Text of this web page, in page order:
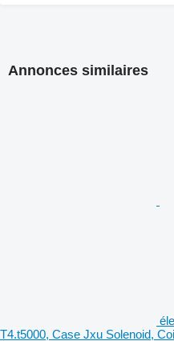
Annonces similaires
T4.t5000, Case Jxu Solenoid,